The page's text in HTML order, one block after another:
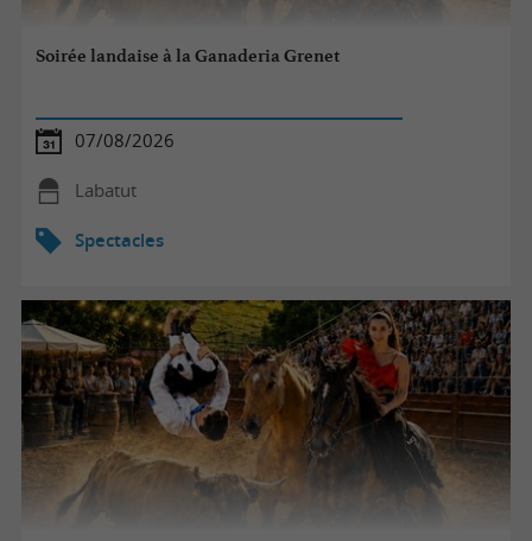
Soirée landaise à la Ganaderia Grenet
07/08/2026
Labatut
Spectacles